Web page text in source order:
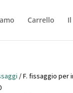
Carrello
/ F. fissaggio per